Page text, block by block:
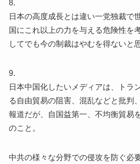
8.
日本の高度成長とは違い一党独裁で
国にこれ以上の力を与える危険性を
してでも今の制裁はやむを得ないと思
9.
日本中国化したいメディアは、トラ
る自由貿易の阻害、混乱などと批判
報道だが、自国益第一、不均衡貿易
のこと。
中共の様々な分野での侵攻を防ぐ必